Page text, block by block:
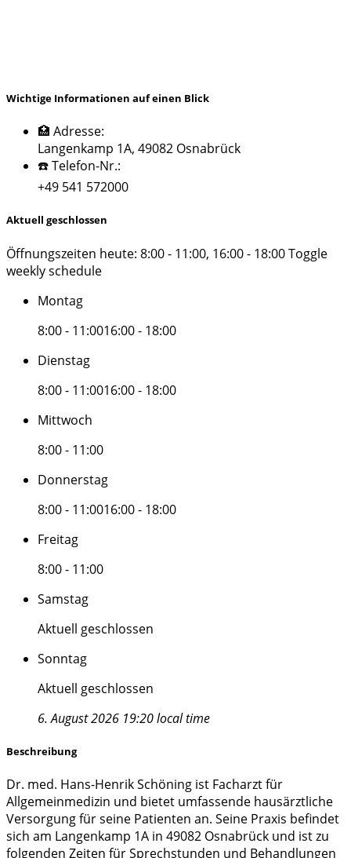
Wichtige Informationen auf einen Blick
🏥 Adresse:
Langenkamp 1A, 49082 Osnabrück
☎️ Telefon-Nr.:
+49 541 572000
Aktuell geschlossen
Öffnungszeiten heute: 8:00 - 11:00, 16:00 - 18:00Toggle
weekly schedule
Montag
8:00 - 11:0016:00 - 18:00
Dienstag
8:00 - 11:0016:00 - 18:00
Mittwoch
8:00 - 11:00
Donnerstag
8:00 - 11:0016:00 - 18:00
Freitag
8:00 - 11:00
Samstag
Aktuell geschlossen
Sonntag
Aktuell geschlossen
6. August 2026 19:20 local time
Beschreibung
Dr. med. Hans-Henrik Schöning ist Facharzt für
Allgemeinmedizin und bietet umfassende hausärztliche
Versorgung für seine Patienten an. Seine Praxis befindet
sich am Langenkamp 1A in 49082 Osnabrück und ist zu
folgenden Zeiten für Sprechstunden und Behandlungen